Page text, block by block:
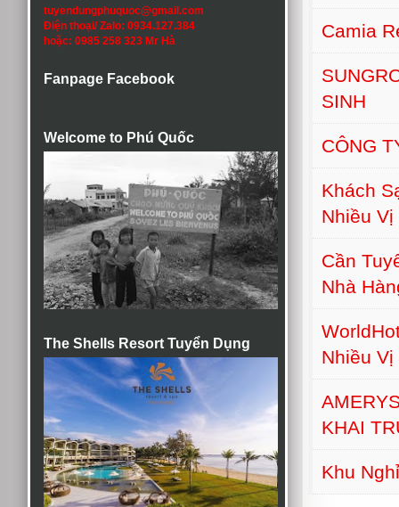
tuyendungphuquoc@gmail.com
Điện thoại/ Zalo: 0934.127.384
hoặc: 0985 258 323 Mr Hà
Fanpage Facebook
Welcome to Phú Quốc
The Shells Resort Tuyển Dụng
Camia
SINH
CÔNG
Khách
Nhiều Vị
Cần
Nhà
Nhiều Vị
KHAI
Khu